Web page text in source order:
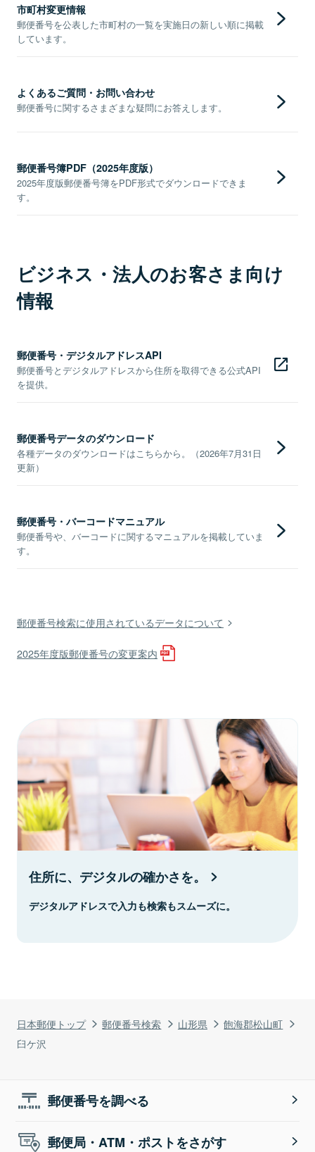
日本郵便トップ 郵便番号検索 山形県
飽海郡松山町
臼ケ沢
市町村変更情報
郵便番号を公表した市町村の一覧を実施日の新しい順に掲載
しています。
よくあるご質問・お問い合わせ
郵便番号に関するさまざまな疑問にお答えします。
郵便番号簿PDF（2025年度版）
2025年度版郵便番号簿をPDF形式でダウンロードできま
す。
ビジネス・法人のお客さま向け
情報
郵便番号・デジタルアドレスAPI
郵便番号とデジタルアドレスから住所を取得できる公式API
を提供。
郵便番号データのダウンロード
各種データのダウンロードはこちらから。（2026年7月31日
更新）
郵便番号・バーコードマニュアル
郵便番号や、バーコードに関するマニュアルを掲載していま
す。
郵便番号検索に使用されているデータについて
2025年度版郵便番号の変更案内
住所に、デジタルの確かさを。
デジタルアドレスで入力も検索もスムーズに。
郵便番号を調べる
郵便局・ATM・ポストをさがす